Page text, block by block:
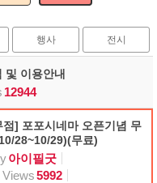
행사 전시
및 이용안내
12944
] 포포시네마 오픈기념 무
28~10/29)(무료)
아이필굿
Views5992